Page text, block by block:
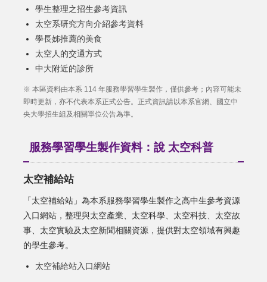
學生整理之招生參考資訊
太空系研究方向介紹參考資料
學長姊推薦的美食
太空人的交通方式
中大附近的診所
※ 本區資料由本系 114 年服務學習學生製作，僅供參考；內容可能未
即時更新，亦不代表本系正式公告。正式資訊請以本系官網、國立中
央大學招生組及相關單位公告為準。
服務學習學生製作資料：說 太空科普
太空補給站
「太空補給站」為本系服務學習學生製作之高中生參考資源
入口網站，整理與太空產業、太空科學、太空科技、太空故
事、太空實驗及太空新聞相關資源，提供對太空領域有興趣
的學生參考。
太空補給站入口網站